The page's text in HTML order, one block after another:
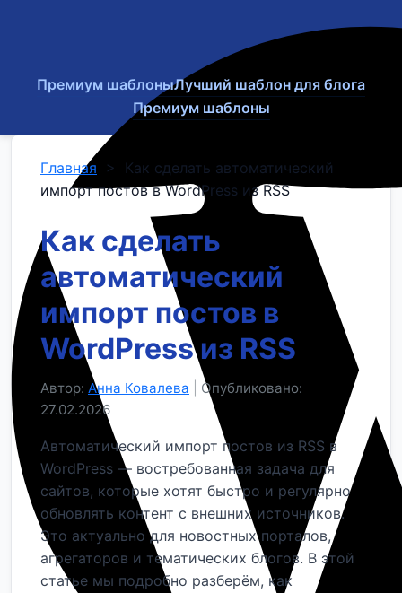
Премиум шаблоныЛучший шаблон для блога
Премиум шаблоны
Главная > Как сделать автоматический
импорт постов в WordPress из RSS
Как сделать
автоматический
импорт постов в
WordPress из RSS
Автор: Анна Ковалева
Опубликовано:
27.02.2026
Автоматический импорт постов из RSS в
WordPress — востребованная задача для
сайтов, которые хотят быстро и регулярно
обновлять контент с внешних источников.
Это актуально для новостных порталов,
агрегаторов и тематических блогов. В этой
статье мы подробно разберём, как